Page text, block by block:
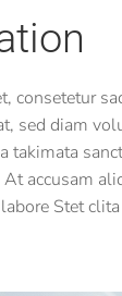
consetetur
sed diam
takimata
accusam
Stet